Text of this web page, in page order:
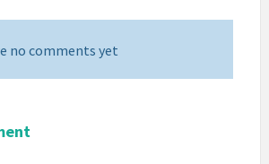
no comments yet